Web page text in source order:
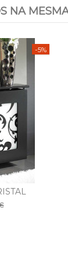
NA
-5%